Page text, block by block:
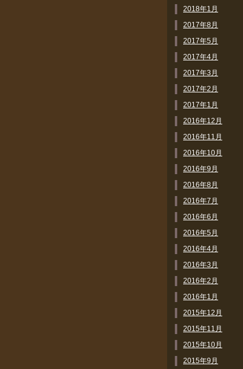
2018年1月
2017年8月
2017年5月
2017年4月
2017年3月
2017年2月
2017年1月
2016年12月
2016年11月
2016年10月
2016年9月
2016年8月
2016年7月
2016年6月
2016年5月
2016年4月
2016年3月
2016年2月
2016年1月
2015年12月
2015年11月
2015年10月
2015年9月